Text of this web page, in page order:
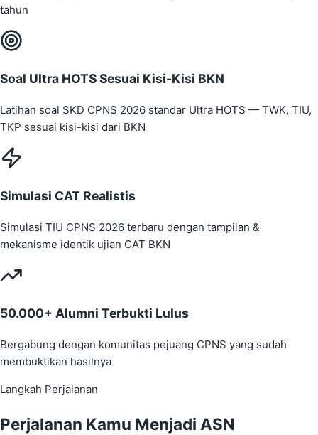
tahun
Soal Ultra HOTS Sesuai Kisi-Kisi BKN
Latihan soal SKD CPNS 2026 standar Ultra HOTS — TWK, TIU,
TKP sesuai kisi-kisi dari BKN
Simulasi CAT Realistis
Simulasi TIU CPNS 2026 terbaru dengan tampilan &
mekanisme identik ujian CAT BKN
50.000+ Alumni Terbukti Lulus
Bergabung dengan komunitas pejuang CPNS yang sudah
membuktikan hasilnya
Langkah Perjalanan
Perjalanan Kamu Menjadi ASN